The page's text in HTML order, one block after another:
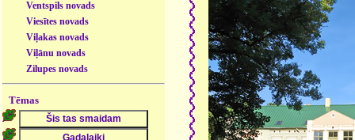
Ventspils novads
Viesītes novads
Viļakas novads
Viļānu novads
Zilupes novads
Tēmas